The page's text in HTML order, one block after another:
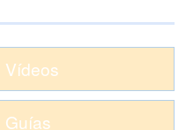
Vídeos
Guías